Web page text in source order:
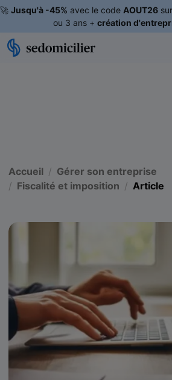
🚀 Jusqu'à -45% avec le code AOUT26
ou 3 ans + création
Accueil
Gérer son entreprise
Fiscalité et imposition
Article